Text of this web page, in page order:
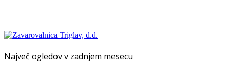
Največ ogledov v zadnjem mesecu